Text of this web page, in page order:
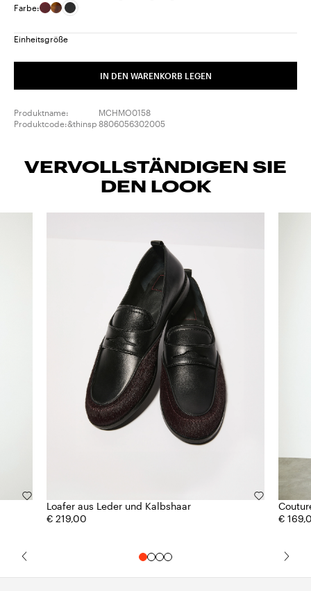
Farbe:
Einheitsgröße
IN DEN WARENKORB LEGEN
Produktname:
MCHMO0158
Produktcode:&thinsp 8806056302005
VERVOLLSTÄNDIGEN SIE
DEN LOOK
Loafer aus Leder und Kalbshaar
€ 219,00
€